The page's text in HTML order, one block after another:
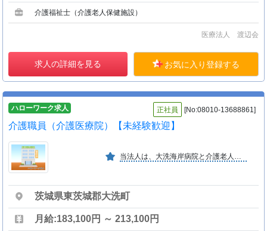
介護福祉士（介護老人保健施設）
医療法人 渡辺会
求人の詳細を見る お気に入り登録する
ハローワーク求人 正社員 [No:08010-13688861]
介護職員（介護医療院）【未経験歓迎】
茨城県東茨城郡大洗町
月給:183,100円 ～ 213,100円